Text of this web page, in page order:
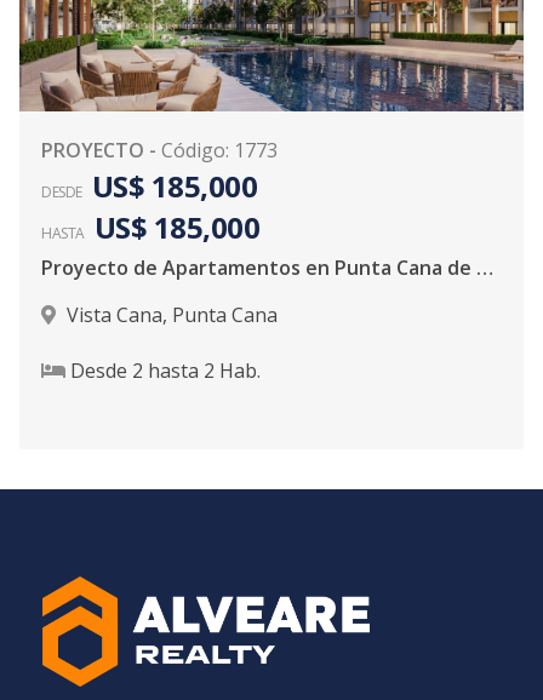
PROYECTO - Código: 1773
DESDE US$ 185,000
HASTA US$ 185,000
Proyecto de Apartamentos en Punta Cana de 2 Habitaciones con Linea Blanca
Vista Cana, Punta Cana
Desde 2 hasta 2 Hab.